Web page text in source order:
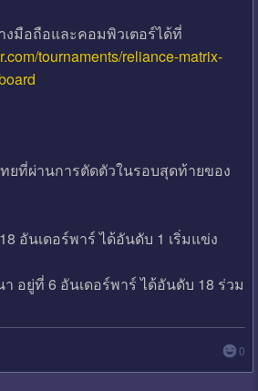
มือถือและคอมพิวเตอร์ได้ที่
tournaments/reliance-matrix-
ที่ผ่านการตัดตัวในรอบสุดท้ายของ
อันเดอร์พาร์ ได้อันดับ 1 เริ่มแข่ง
อยู่ที่ 6 อันเดอร์พาร์ ได้อันดับ 18 ร่วม
0